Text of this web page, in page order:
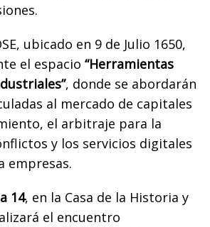
ubicado en 9 de Julio 1650,
el espacio “Herramientas
, donde se abordarán
al mercado de capitales
el arbitraje para la
y los servicios digitales
empresas.
14, en la Casa de la Historia y
el encuentro